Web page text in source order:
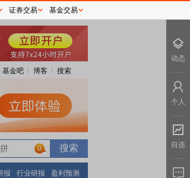
基金吧 博客 搜索
0
报 行业研报
盈利预测
证券交易 基金交易
动态
个人
自选